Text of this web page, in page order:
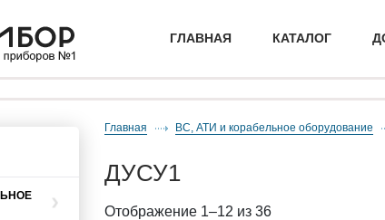
ГЛАВНАЯ КАТАЛОГ
Главная ВС, АТИ и корабельное оборудование
ДУСУ1
Отображение 1–12 из 36